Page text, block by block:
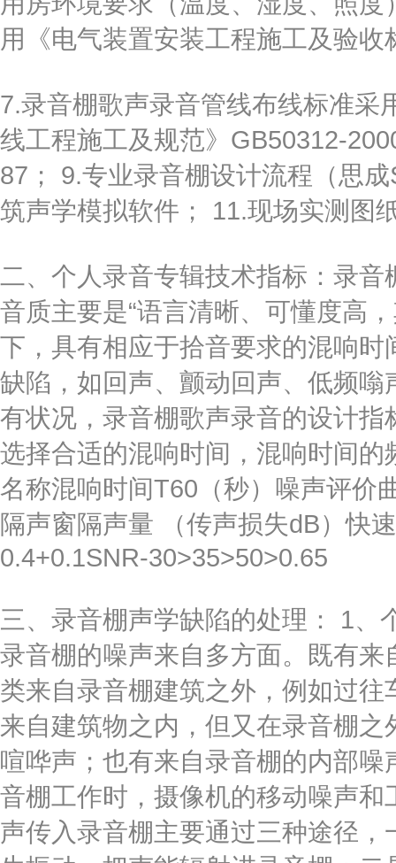
用《电气装置安装工程施工及验
7.录音棚歌声录音管线布线标准采
线工程施工及规范》GB50312-
87； 9.专业录音棚设计流程（思
筑声学模拟软件； 11.现场实测图
二、个人录音专辑技术指标：录
音质主要是“语言清晰、可懂度高
下，具有相应于拾音要求的混响
缺陷，如回声、颤动回声、低频
有状况，录音棚歌声录音的设计
选择合适的混响时间，混响时间
名称混响时间T60（秒）噪声评价
隔声窗隔声量 （传声损失dB）快
0.4+0.1SNR-30>35>50>0.65
三、录音棚声学缺陷的处理： 1、
录音棚的噪声来自多方面。既有
类来自录音棚建筑之外，例如过
来自建筑物之内，但又在录音棚
喧哗声；也有来自录音棚的内部
音棚工作时，摄像机的移动噪声
声传入录音棚主要通过三种途径